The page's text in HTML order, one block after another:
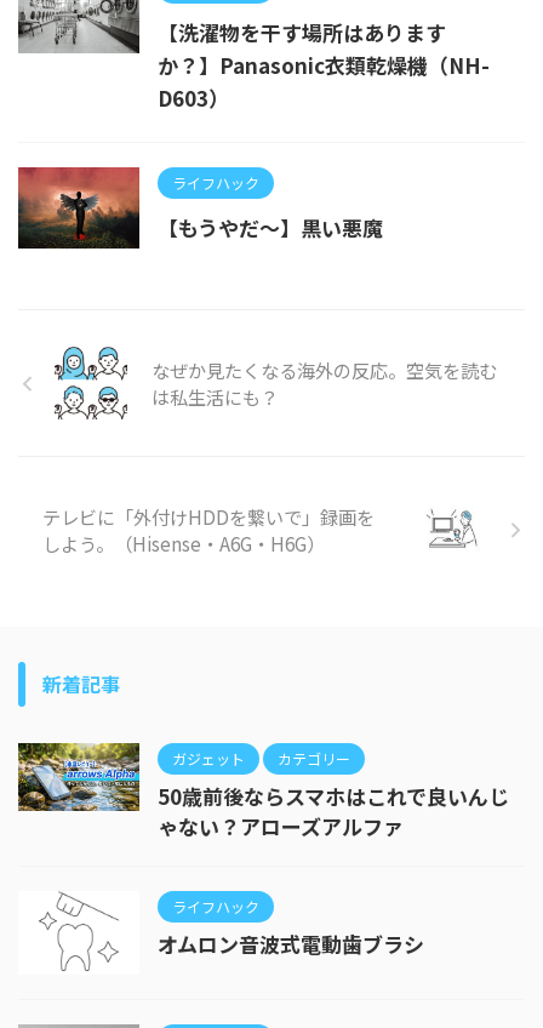
【洗濯物を干す場所はあります
か？】Panasonic衣類乾燥機（NH-
D603）
ライフハック
【もうやだ～】黒い悪魔
なぜか見たくなる海外の反応。空気を読む
は私生活にも？
テレビに「外付けHDDを繋いで」録画を
しよう。（Hisense・A6G・H6G）
新着記事
ガジェット カテゴリー
50歳前後ならスマホはこれで良いんじ
ゃない？アローズアルファ
ライフハック
オムロン音波式電動歯ブラシ